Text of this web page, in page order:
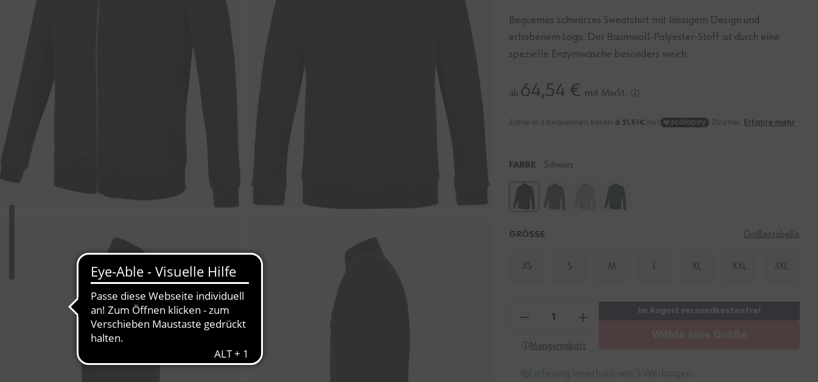
Bequemes schwarzes Sweatshirt mit lässigem Design und
erhabenem Logo. Der Baumwoll-Polyester-Stoff ist durch eine
spezielle Enzymwäsche besonders weich.
ab 64,54 € mit MwSt.
FARBE Schwarz
GRÖSSE Größentabelle
XS S M L XL XXL 3XL
Mengenrabatt
Lieferung innerhalb von 5 Werktagen